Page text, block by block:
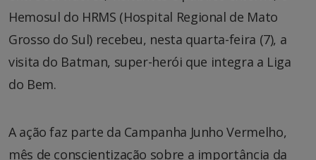
Hemosul do HRMS (Hospital Regional de Mato
Grosso do Sul) recebeu, nesta quarta-feira (7), a
visita do Batman, super-herói que integra a Liga
do Bem.
A ação faz parte da Campanha Junho Vermelho,
mês de conscientização sobre a importância da